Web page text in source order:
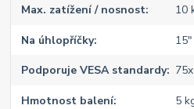
Max. zatížení / nosnost 10
Na úhlopříčky
Podporuje VESA standardy
Hmotnost balení 5